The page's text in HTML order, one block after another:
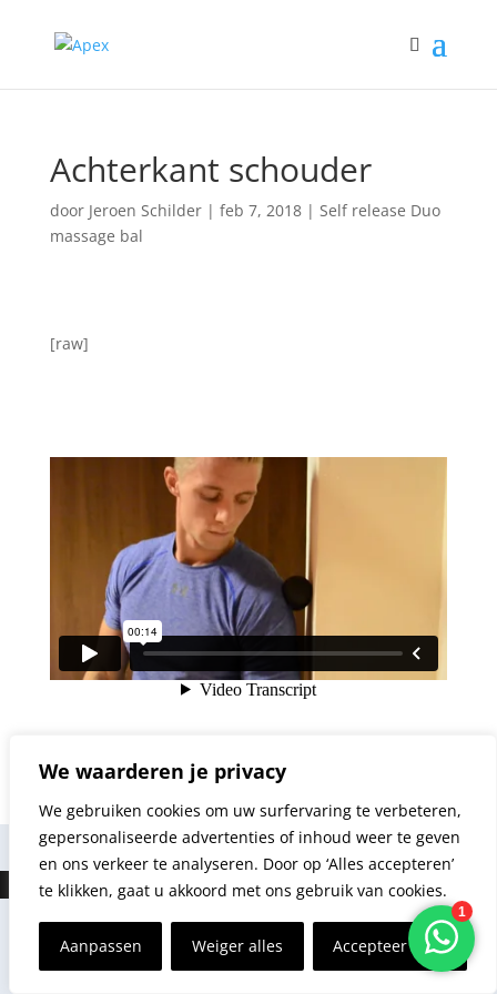
We waarderen je privacy
We gebruiken cookies om uw surfervaring te verbeteren,
gepersonaliseerde advertenties of inhoud weer te geven
en ons verkeer te analyseren. Door op ‘Alles accepteren’
te klikken, gaat u akkoord met ons gebruik van cookies.
Aanpassen Weiger alles Accepteer alles
Achterkant schouder
door Jeroen Schilder| feb 7, 2018| Self release Duo
massage bal
[raw]
[/raw]